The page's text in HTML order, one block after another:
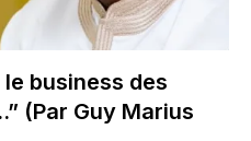
le business des
(Par Guy Marius